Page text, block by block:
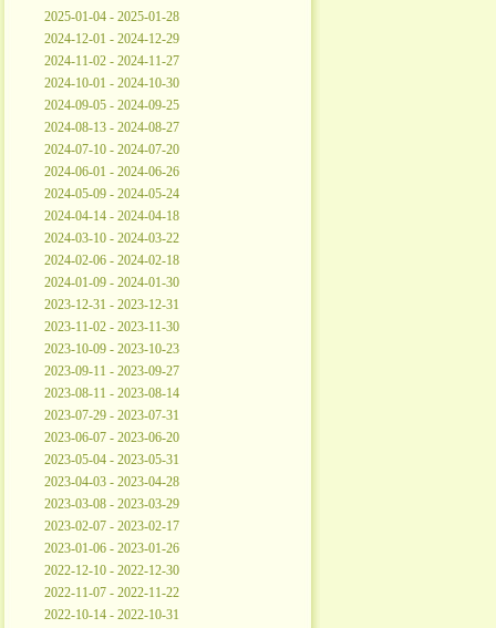
2025-01-04 - 2025-01-28
2024-12-01 - 2024-12-29
2024-11-02 - 2024-11-27
2024-10-01 - 2024-10-30
2024-09-05 - 2024-09-25
2024-08-13 - 2024-08-27
2024-07-10 - 2024-07-20
2024-06-01 - 2024-06-26
2024-05-09 - 2024-05-24
2024-04-14 - 2024-04-18
2024-03-10 - 2024-03-22
2024-02-06 - 2024-02-18
2024-01-09 - 2024-01-30
2023-12-31 - 2023-12-31
2023-11-02 - 2023-11-30
2023-10-09 - 2023-10-23
2023-09-11 - 2023-09-27
2023-08-11 - 2023-08-14
2023-07-29 - 2023-07-31
2023-06-07 - 2023-06-20
2023-05-04 - 2023-05-31
2023-04-03 - 2023-04-28
2023-03-08 - 2023-03-29
2023-02-07 - 2023-02-17
2023-01-06 - 2023-01-26
2022-12-10 - 2022-12-30
2022-11-07 - 2022-11-22
2022-10-14 - 2022-10-31